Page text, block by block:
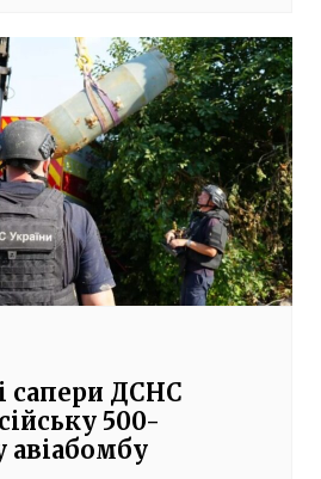
сапери ДСНС
500-
авіабомбу